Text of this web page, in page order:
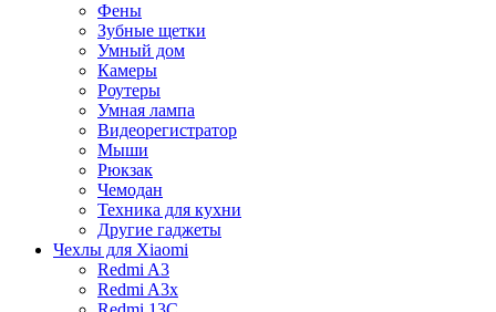
Фены
Зубные щетки
Умный дом
Камеры
Роутеры
Умная лампа
Видеорегистратор
Мыши
Рюкзак
Чемодан
Техника для кухни
Другие гаджеты
Чехлы для Xiaomi
Redmi A3
Redmi A3x